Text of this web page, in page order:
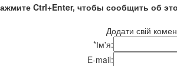
Ctrl+Enter, чтобы сообщить об
Додати свій
*Ім'я:
E-mail: